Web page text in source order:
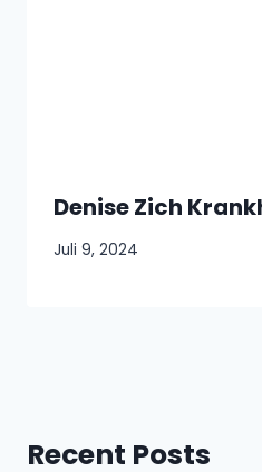
Denise Zich
Juli 9, 2024
Recent Posts